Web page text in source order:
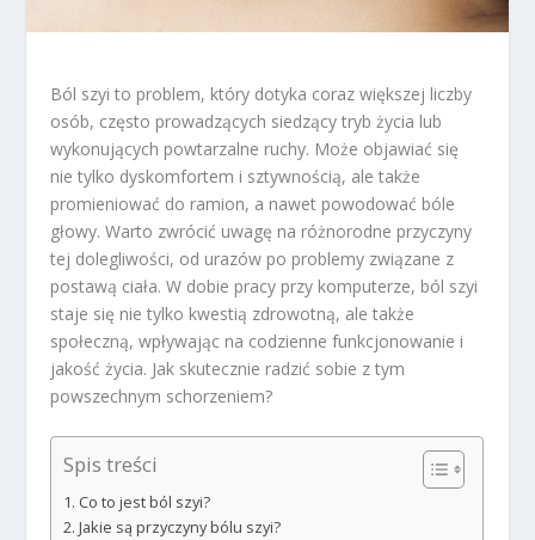
Ból szyi to problem, który dotyka coraz większej liczby
osób, często prowadzących siedzący tryb życia lub
wykonujących powtarzalne ruchy. Może objawiać się
nie tylko dyskomfortem i sztywnością, ale także
promieniować do ramion, a nawet powodować bóle
głowy. Warto zwrócić uwagę na różnorodne przyczyny
tej dolegliwości, od urazów po problemy związane z
postawą ciała. W dobie pracy przy komputerze, ból szyi
staje się nie tylko kwestią zdrowotną, ale także
społeczną, wpływając na codzienne funkcjonowanie i
jakość życia. Jak skutecznie radzić sobie z tym
powszechnym schorzeniem?
Spis treści
Co to jest ból szyi?
Jakie są przyczyny bólu szyi?